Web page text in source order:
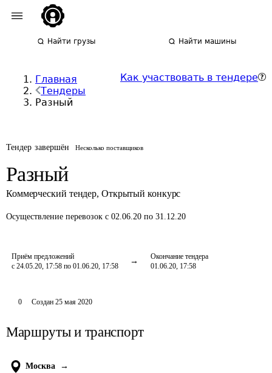
Найти грузы Найти машины
Главная
Тендеры
Разный
Как участвовать в тендере
Тендер завершён Несколько поставщиков
Разный
Коммерческий тендер, Открытый конкурс
Осуществление перевозок с 02.06.20 по 31.12.20
Приём предложений
с 24.05.20, 17:58 по 01.06.20, 17:58
Окончание тендера
01.06.20, 17:58
0 Создан 25 мая 2020
Маршруты и транспорт
Москва
→